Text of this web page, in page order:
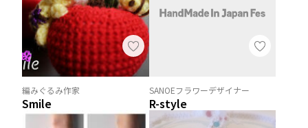
編みぐるみ作家
Smile
SANOEフラワーデザイナー
R-style